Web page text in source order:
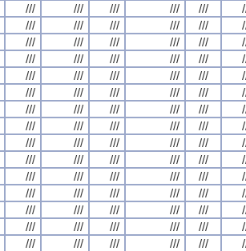
/// /// /// /// ///
/// /// /// /// ///
/// /// /// /// ///
/// /// /// /// ///
/// /// /// /// ///
/// /// /// /// ///
/// /// /// /// ///
/// /// /// /// ///
/// /// /// /// ///
/// /// /// /// ///
/// /// /// /// ///
/// /// /// /// ///
/// /// /// /// ///
/// /// /// /// ///
/// /// /// /// ///